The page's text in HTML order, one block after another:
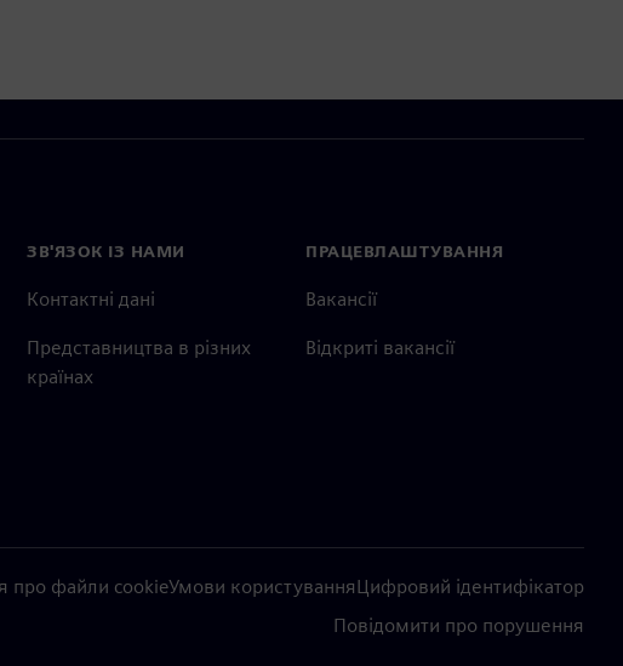
ЗВ'ЯЗОК ІЗ НАМИ
Контактні дані
Представництва в різних
країнах
ПРАЦЕВЛАШТУВАННЯ
Вакансії
Відкриті вакансії
про файли cookieУмови користуванняЦифровий ідентифікатор
Повідомити про порушення